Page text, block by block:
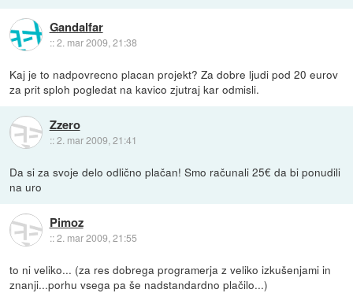
Gandalfar
::2. mar 2009, 21:38
Kaj je to nadpovrecno placan projekt? Za dobre ljudi pod 20 eurov
za prit sploh pogledat na kavico zjutraj kar odmisli.
Zzero
::2. mar 2009, 21:41
Da si za svoje delo odlično plačan! Smo računali 25€ da bi ponudili
na uro
Pimoz
::2. mar 2009, 21:55
to ni veliko... (za res dobrega programerja z veliko izkušenjami in
znanji...porhu vsega pa še nadstandardno plačilo...)